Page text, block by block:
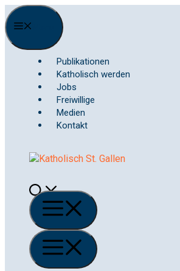
Springe
zum
Inhalt
Publikationen
Katholisch werden
Jobs
Freiwillige
Medien
Kontakt
Menü
Menü